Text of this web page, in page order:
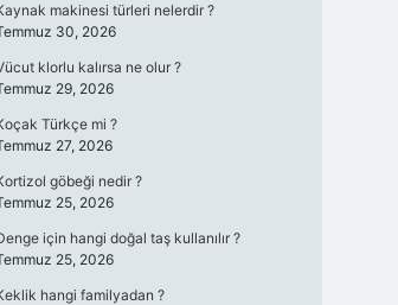
makinesi türleri nelerdir ?
30, 2026
klorlu kalırsa ne olur ?
29, 2026
Türkçe mi ?
27, 2026
göbeği nedir ?
25, 2026
için hangi doğal taş kullanılır ?
25, 2026
hangi familyadan ?